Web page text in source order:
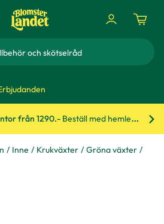
från 1290.- Beställ med hemleverans!
Inne Krukväxter Gröna växter